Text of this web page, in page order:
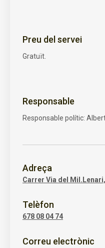
Preu del servei
Gratuït.
Responsable
Responsable polític:
Adreça
Carrer Via del
Telèfon
678 08 04 74
Correu electrònic